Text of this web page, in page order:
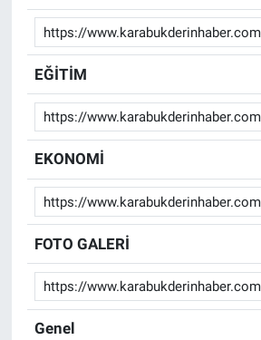
EĞİTİM
EKONOMİ
FOTO GALERİ
Genel